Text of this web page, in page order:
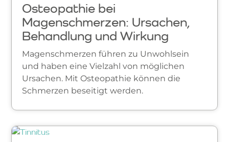
Osteopathie bei
Magenschmerzen: Ursachen,
Behandlung und Wirkung
Magenschmerzen führen zu Unwohlsein
und haben eine Vielzahl von möglichen
Ursachen. Mit Osteopathie können die
Schmerzen beseitigt werden.